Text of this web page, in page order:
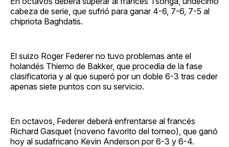
cabeza de serie, que sufrió para ganar 4-6, 7-6, 7-5 al
chipriota Baghdatis.
El suizo Roger Federer no tuvo problemas ante el
holandés Thiemo de Bakker, que procedía de la fase
clasificatoria y al que superó por un doble 6-3 tras ceder
apenas siete puntos con su servicio.
En octavos, Federer deberá enfrentarse al francés
Richard Gasquet (noveno favorito del torneo), que ganó
hoy al sudafricano Kevin Anderson por 6-3 y 6-4.